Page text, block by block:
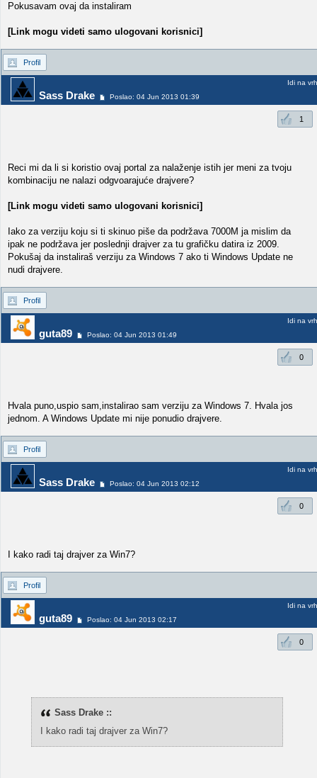
Pokusavam ovaj da instaliram
[Link mogu videti samo ulogovani korisnici]
Profil
Sass Drake Poslao: 04 Jun 2013 01:39
Idi na vrh
1
Reci mi da li si koristio ovaj portal za nalaženje istih jer meni za tvoju
kombinaciju ne nalazi odgvoarajuće drajvere?
[Link mogu videti samo ulogovani korisnici]
Iako za verziju koju si ti skinuo piše da podržava 7000M ja mislim da
ipak ne podržava jer poslednji drajver za tu grafičku datira iz 2009.
Pokušaj da instaliraš verziju za Windows 7 ako ti Windows Update ne
nudi drajvere.
Profil
guta89 Poslao: 04 Jun 2013 01:49
Idi na vrh
0
Hvala puno,uspio sam,instalirao sam verziju za Windows 7. Hvala jos
jednom. A Windows Update mi nije ponudio drajvere.
Profil
Sass Drake Poslao: 04 Jun 2013 02:12
Idi na vrh
0
I kako radi taj drajver za Win7?
Profil
guta89 Poslao: 04 Jun 2013 02:17
Idi na vrh
0
Sass Drake ::
I kako radi taj drajver za Win7?